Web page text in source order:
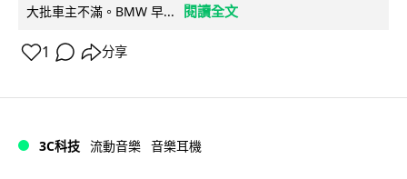
大批車主不滿。BMW 早...
閱讀全文
1 分享
3C科技 流動音樂 音樂耳機